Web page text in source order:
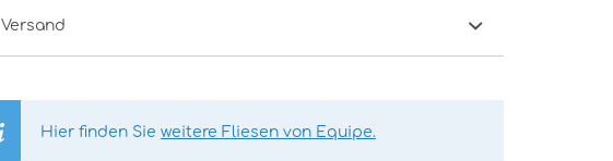
Versand
Hier finden Sie weitere Fliesen von Equipe.